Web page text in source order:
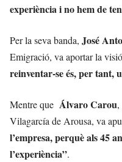
experiència i no hem de
Per la seva banda, José
Emigració, va aportar la
reinventar-se és, per tant,
Mentre que Álvaro Carou,
Vilagarcía de Arousa, va
l’empresa, perquè als 45
l’experiència”.